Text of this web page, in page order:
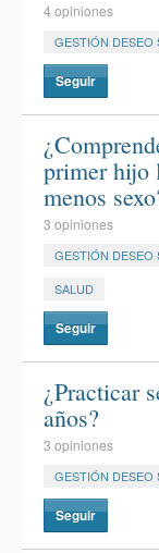
4 opiniones
GESTIÓN DESEO
Seguir
primer hijo
menos
3 opiniones
GESTIÓN DESEO
SALUD
Seguir
¿Practicar
años?
3 opiniones
GESTIÓN DESEO
Seguir